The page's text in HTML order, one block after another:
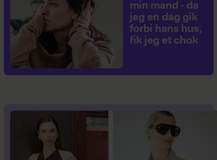
min mand - da
jeg en dag gik
forbi hans hus,
fik jeg et chok